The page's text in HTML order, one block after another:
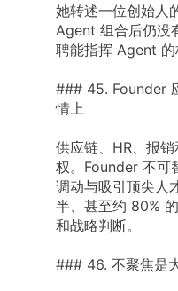
她转述一位创始人
Agent 组合后仍没
聘能指挥 Agent
### 45. Founder
情上
供应链、HR、报
权。Founder 不可
调动与吸引顶尖人
半、甚至约 80%
和战略判断。
### 46. 不聚焦是